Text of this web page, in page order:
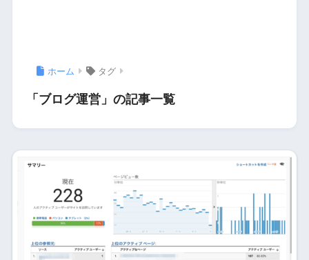
ホーム タグ
「ブログ運営」の記事一覧